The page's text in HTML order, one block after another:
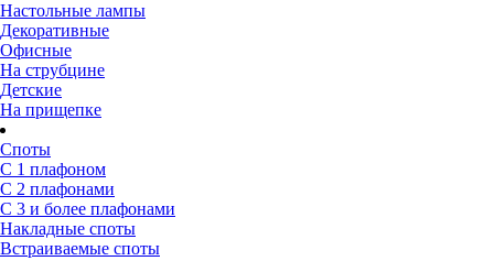
Настольные лампы
Декоративные
Офисные
На струбцине
Детские
На прищепке
Споты
С 1 плафоном
С 2 плафонами
С 3 и более плафонами
Накладные споты
Встраиваемые споты